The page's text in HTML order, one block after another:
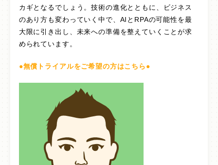
カギとなるでしょう。技術の進化とともに、ビジネス
のあり方も変わっていく中で、AIとRPAの可能性を最
大限に引き出し、未来への準備を整えていくことが求
められています。
●無償トライアルをご希望の方はこちら●